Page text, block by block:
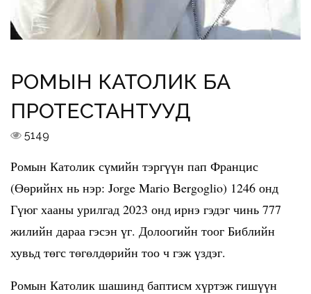
РОМЫН КАТОЛИК БА
ПРОТЕСТАНТУУД
5149
Ромын Католик сүмийн тэргүүн пап Францис
(Өөрийнх нь нэр: Jorge Mario Bergoglio) 1246 онд
Гүюг хааны урилгад 2023 онд ирнэ гэдэг чинь 777
жилийн дараа гэсэн үг. Долоогийн тоог Библийн
хувьд төгс төгөлдөрийн тоо ч гэж үздэг.
Ромын Католик шашинд баптисм хүртэж гишүүн